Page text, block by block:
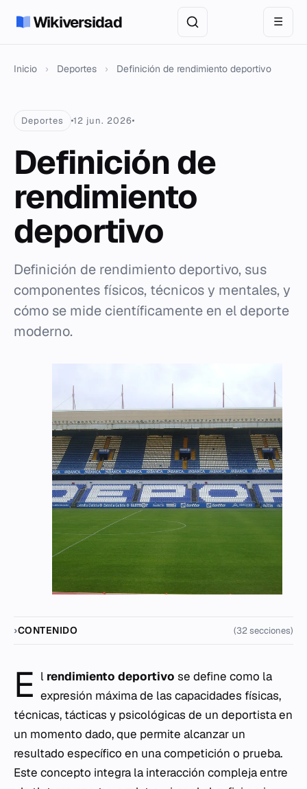
Wikiversidad ☰
Inicio › Deportes › Definición de rendimiento deportivo
Deportes 12 jun. 2026
Definición de
rendimiento
deportivo
Definición de rendimiento deportivo, sus
componentes físicos, técnicos y mentales, y
cómo se mide científicamente en el deporte
moderno.
CONTENIDO (32 secciones)
E l rendimiento deportivo se define como la
expresión máxima de las capacidades físicas,
técnicas, tácticas y psicológicas de un deportista en
un momento dado, que permite alcanzar un
resultado específico en una competición o prueba.
Este concepto integra la interacción compleja entre